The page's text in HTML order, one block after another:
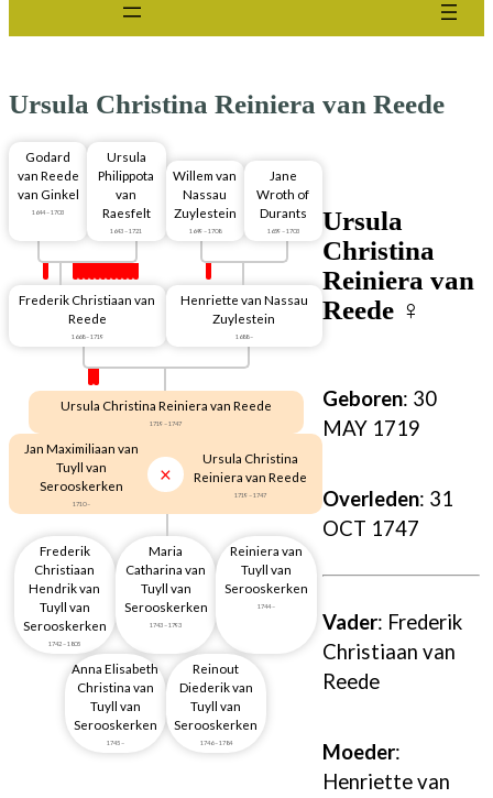
Ursula Christina Reiniera van Reede
Ursula Christina Reiniera van Reede
1719 – 1747
Frederik Christiaan van
Reede
1668 – 1719
Henriette van Nassau
Zuylestein
1688 –
Godard
van Reede
van Ginkel
1644 – 1703
Ursula
Philippota
van
Raesfelt
1643 – 1721
Willem van
Nassau
Zuylestein
1649 – 1708
Jane
Wroth of
Durants
1659 – 1703
Jan Maximiliaan van
Tuyll van
Serooskerken
1710 –
Ursula Christina
Reiniera van Reede
1719 – 1747
Frederik
Christiaan
Hendrik van
Tuyll van
Serooskerken
1742 – 1805
Maria
Catharina van
Tuyll van
Serooskerken
1743 – 1793
Reiniera van
Tuyll van
Serooskerken
1744 –
Anna Elisabeth
Christina van
Tuyll van
Serooskerken
1745 –
Reinout
Diederik van
Tuyll van
Serooskerken
1746 – 1784
Ursula
Christina
Reiniera van
Reede ♀
Geboren: 30
MAY 1719
Overleden: 31
OCT 1747
Vader: Frederik
Christiaan van
Reede
Moeder:
Henriette van